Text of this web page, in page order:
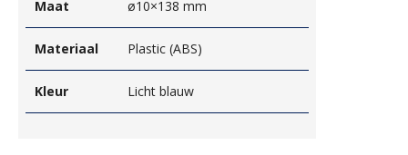
Maat ø10×138 mm
Materiaal Plastic (ABS)
Kleur Licht blauw